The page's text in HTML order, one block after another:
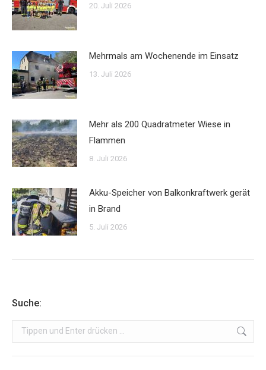
20. Juli 2026
Mehrmals am Wochenende im Einsatz
13. Juli 2026
Mehr als 200 Quadratmeter Wiese in
Flammen
8. Juli 2026
Akku-Speicher von Balkonkraftwerk gerät
in Brand
5. Juli 2026
Suche:
Search: